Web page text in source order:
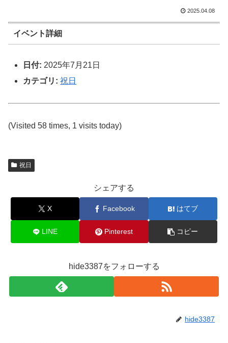
2025.04.08
イベント詳細
日付: 2025年7月21日
カテゴリ: 祝日
(Visited 58 times, 1 visits today)
祝日
シェアする
X Facebook はてブ
LINE Pinterest コピー
hide3387をフォローする
hide3387